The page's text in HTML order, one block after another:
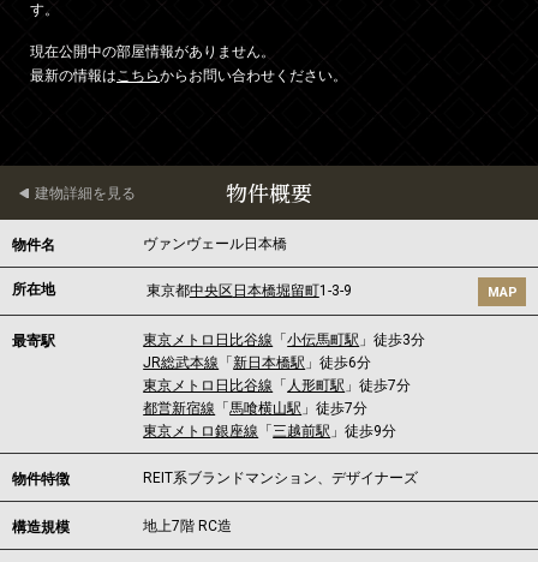
す。
現在公開中の部屋情報がありません。
最新の情報はこちらからお問い合わせください。
物件概要
建物詳細を見る
物件名 ヴァンヴェール日本橋
所在地 東京都中央区 日本橋堀留町1-3-9 MAP
最寄駅 東京メトロ日比谷線 「小伝馬町駅 」徒歩3分
JR総武本線 「新日本橋駅 」徒歩6分
東京メトロ日比谷線 「 人形町駅 」徒歩7分
都営新宿線 「馬喰横山駅 」徒歩7分
東京メトロ銀座線 「三越前駅 」徒歩9分
物件特徴 REIT系ブランドマンション、デザイナーズ
構造規模 地上7階 RC造